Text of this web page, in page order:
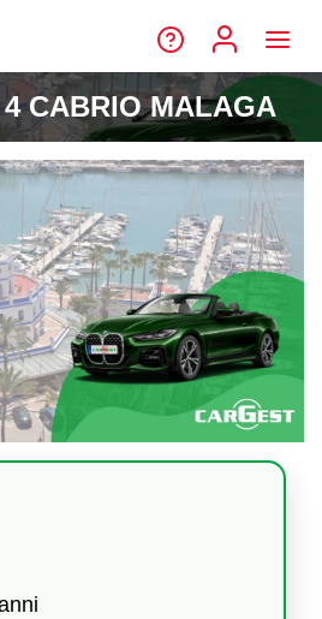
CABRIO MALAGA